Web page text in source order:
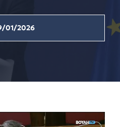
01/2026